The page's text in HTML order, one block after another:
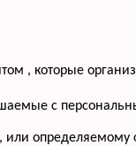
, которые
с
определяемому